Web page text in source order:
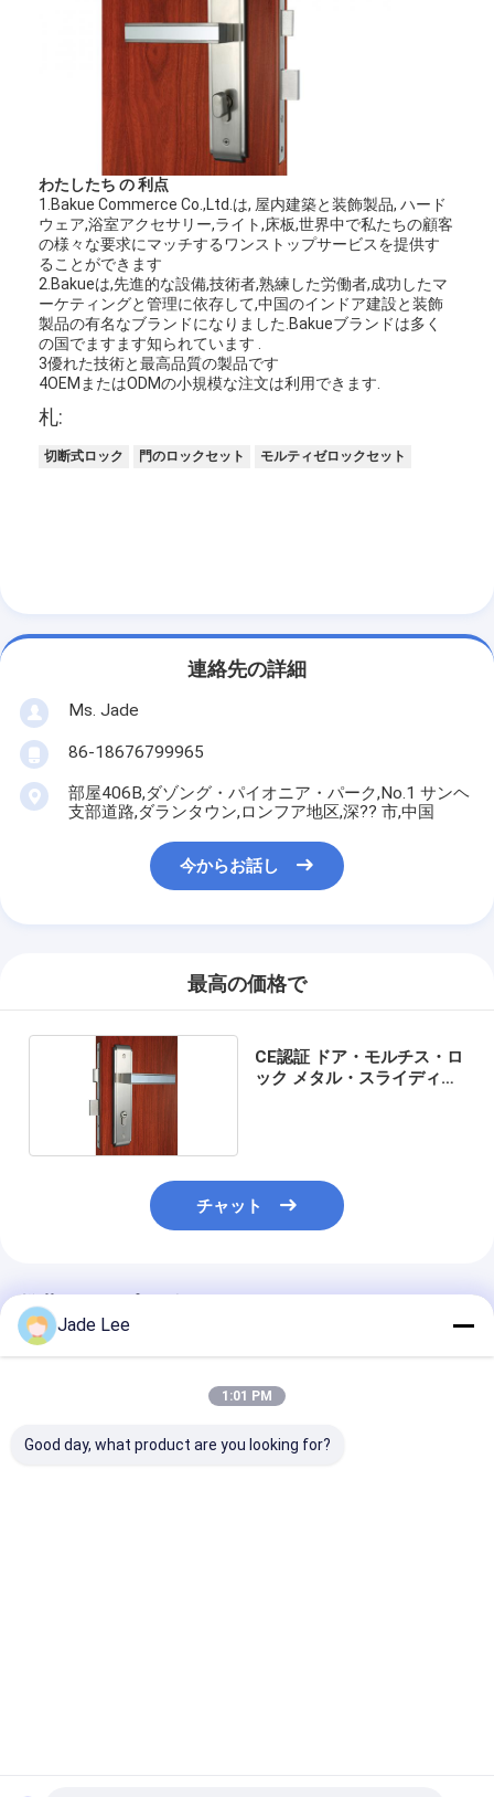
事件
ステンレス鋼のドアロック
スマートなドア ロック
わたしたち の 利点
1.Bakue Commerce Co.,Ltd.は, 屋内建築と装飾製品, ハード
ウェア,浴室アクセサリー,ライト,床板,世界中で私たちの顧客
の様々な要求にマッチするワンストップサービスを提供す
ることができます
2.Bakueは,先進的な設備,技術者,熟練した労働者,成功したマ
ーケティングと管理に依存して,中国のインドア建設と装飾
製品の有名なブランドになりました.Bakueブランドは多く
の国でますます知られています .
3優れた技術と最高品質の製品です
4OEMまたはODMの小規模な注文は利用できます.
札:
切断式ロック 門のロックセット モルティゼロックセット
連絡先の詳細
Ms. Jade
86-18676799965
部屋406B,ダゾング・パイオニア・パーク,No.1 サンヘ
支部道路,ダランタウン,ロンフア地区,深?? 市,中国
今からお話し
最高の価格で
CE認証 ドア・モルチス・ロ
ック メタル・スライディン
チャット
推薦されたプロダクト
Jade Lee
1:01 PM
Good day, what product are you looking for?